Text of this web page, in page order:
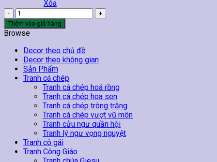
Xóa
Tranh
Hoa
Hướng
Dương
Treo
Tường
05
số
lượng
Thêm vào giỏ hàng
Browse
Decor theo chủ đề
Decor theo không gian
Sản Phẩm
Tranh cá chép
Tranh cá chép hoá rồng
Tranh cá chép hoa sen
Tranh cá chép trông trăng
Tranh cá chép vượt vũ môn
Tranh cửu ngư quần hội
Tranh lý ngư vọng nguyệt
Tranh cô gái
Tranh Công Giáo